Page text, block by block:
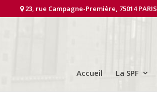
23, rue Campagne-Première, 75014 PARIS
Accueil La SPF